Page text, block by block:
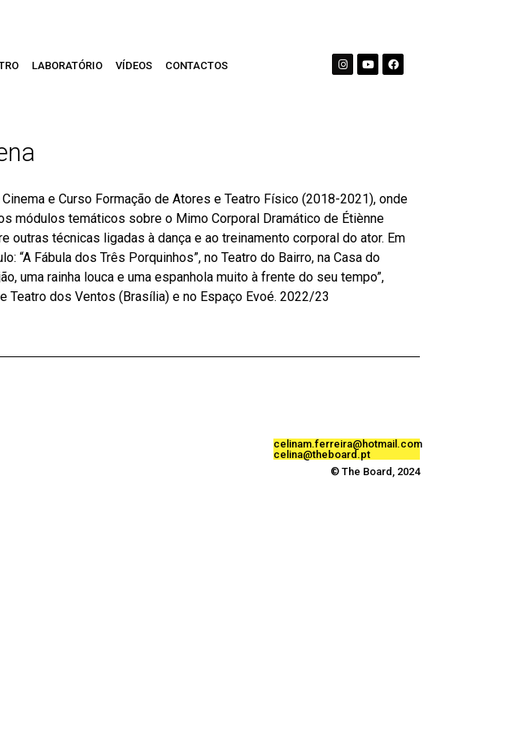
LABORATÓRIO VÍDEOS CONTACTOS
e Curso Formação de Atores e Teatro Físico (2018-2021), onde
módulos temáticos sobre o Mimo Corporal Dramático de Étiènne
outras técnicas ligadas à dança e ao treinamento corporal do ator. Em
“A Fábula dos Três Porquinhos”, no Teatro do Bairro, na Casa do
uma rainha louca e uma espanhola muito à frente do seu tempo”,
Teatro dos Ventos (Brasília) e no Espaço Evoé. 2022/23
celinam.ferreira@hotmail.com
celina@theboard.pt
© The Board, 2024